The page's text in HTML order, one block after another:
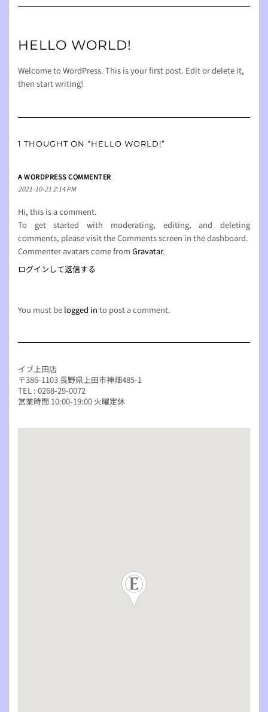
Navigation
HELLO WORLD!
Welcome to WordPress. This is your first post. Edit or delete it,
then start writing!
1 THOUGHT ON “HELLO WORLD!”
A WORDPRESS COMMENTER
2021-10-21 2:14 PM
Hi, this is a comment.
To get started with moderating, editing, and deleting
comments, please visit the Comments screen in the dashboard.
Commenter avatars come from Gravatar.
ログインして返信する
You must be logged in to post a comment.
イブ上田店
〒386-1103 長野県上田市神畑485-1
TEL : 0268-29-0072
営業時間 10:00-19:00 火曜定休